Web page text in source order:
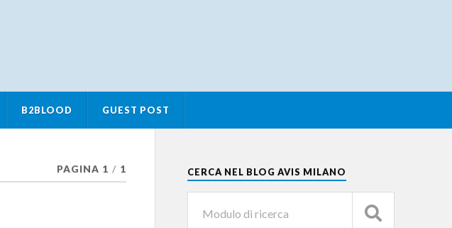
B2BLOOD GUEST POST
PAGINA 1 / 1 CERCA NEL BLOG AVIS MILANO